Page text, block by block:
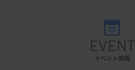
EVENT
イベント情報